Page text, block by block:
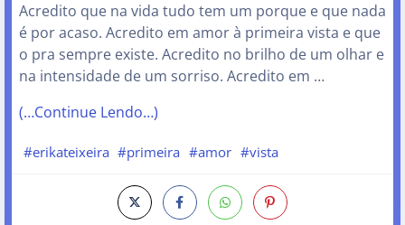
Acredito que na vida tudo tem um porque e que nada
é por acaso. Acredito em amor à primeira vista e que
o pra sempre existe. Acredito no brilho de um olhar e
na intensidade de um sorriso. Acredito em …
(…Continue Lendo…)
#erikateixeira #primeira #amor #vista